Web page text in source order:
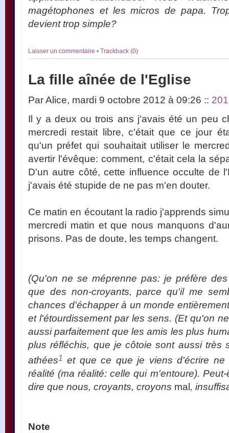
magétophones et les micros de papa.
devient trop simple?
Laisser un commentaire • Trackback (0)
La fille aînée de l'Eglise
Par Alice, mardi 9 octobre 2012 à 09:26 ::
Il y a deux ou trois ans j'avais été un peu
mercredi restait libre, c'était que ce jour
qu'un préfet qui souhaitait utiliser le
avertir l'évêque: comment, c'était cela la
D'un autre côté, cette influence occulte de
j'avais été stupide de ne pas m'en douter.
Ce matin en écoutant la radio j'apprends
mercredi matin et que nous manquons
prisons. Pas de doute, les temps changent.
(Qu'on ne se méprenne pas: je préfère
que des non-croyants, parce qu'il me
chances d'échapper à un monde
et l'étourdissement par les sens. (Et qu'on
aussi parfaitement que les amis les plus
plus réfléchis, que je côtoie sont aussi très
athées1 et que ce que je viens d'écrire ne
réalité (ma réalité: celle qui m'entoure).
dire que nous, croyants, croyons mal,
Note